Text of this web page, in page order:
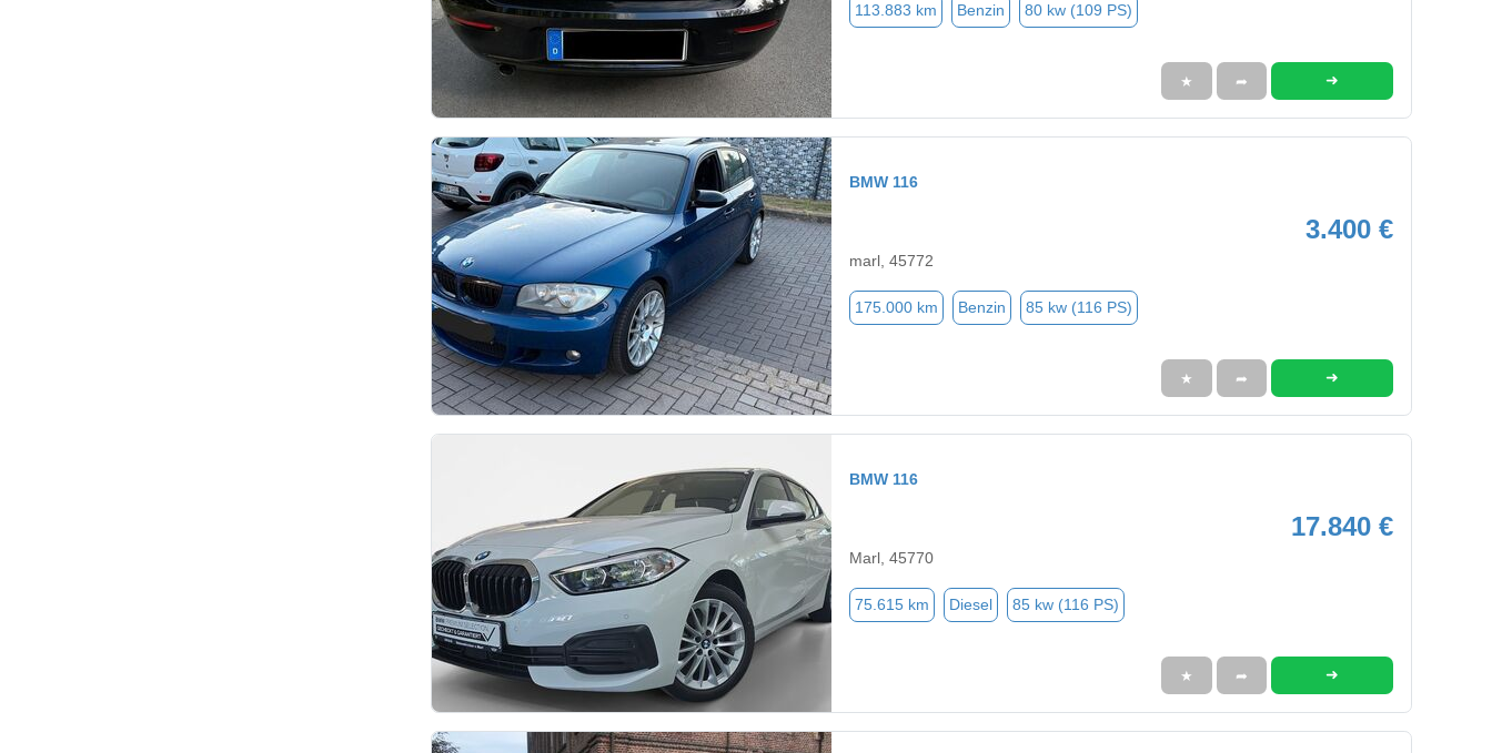
113.883 km Benzin 80 kw (109 PS)
★ ➦ ➜
BMW 116
3.400 €
marl, 45772
175.000 km Benzin 85 kw (116 PS)
★ ➦ ➜
BMW 116
17.840 €
Marl, 45770
75.615 km Diesel 85 kw (116 PS)
★ ➦ ➜